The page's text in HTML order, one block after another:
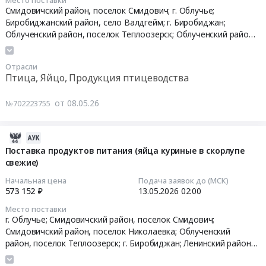
Смидовичский район, поселок Смидович; г. Облучье;
Биробиджанский район, село Валдгейм; г. Биробиджан;
Облученский район, поселок Теплоозерск; Облученский район,
поселок Бира; Октябрьский район, село Амурзет; Ленинский
район, село Ленинское; Смидовичский район, поселок
Николаевка,
Отрасли
Птица, Яйцо, Продукция птицеводства
№702223755 от 08.05.26
Поставка продуктов питания (яйца куриные в скорлупе
свежие)
Начальная цена
573 152 ₽
Подача заявок до (МСК)
13.05.2026 02:00
Место поставки
г. Облучье; Смидовичский район, поселок Смидович;
Смидовичский район, поселок Николаевка; Облученский
район, поселок Теплоозерск; г. Биробиджан; Ленинский район,
село Ленинское; Биробиджанский район, село Валдгейм;